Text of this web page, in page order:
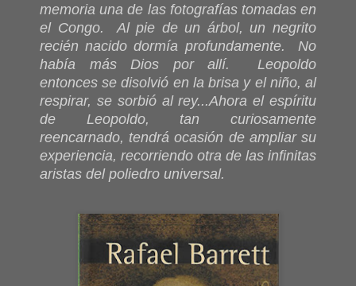
memoria una de las fotografías tomadas en
el Congo. Al pie de un árbol, un negrito
recién nacido dormía profundamente. No
había más Dios por allí. Leopoldo
entonces se disolvió en la brisa y el niño, al
respirar, se sorbió al rey...Ahora el espíritu
de Leopoldo, tan curiosamente
reencarnado, tendrá ocasión de ampliar su
experiencia, recorriendo otra de las infinitas
aristas del poliedro universal.